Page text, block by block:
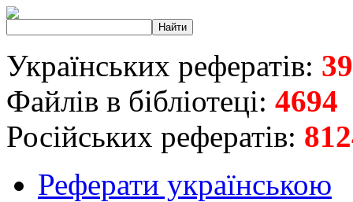
Українських рефератів:
Файлів в бібліотеці: 4694
Російських рефератів:
Реферати українською